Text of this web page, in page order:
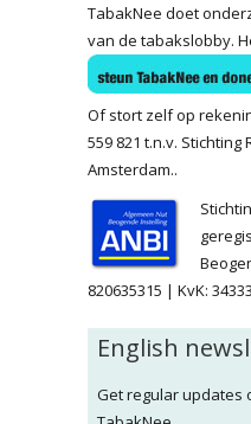
TabakNee doet
van de tabakslobby.
Of stort zelf op
559 821 t.n.v.
Amsterdam..
820635315 | KvK:
English
Get regular updates